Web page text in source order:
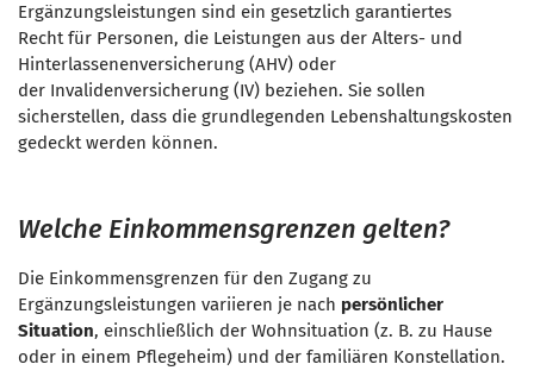
Ergänzungsleistungen sind ein gesetzlich garantiertes
Recht für Personen, die Leistungen aus der Alters- und
Hinterlassenenversicherung (AHV) oder
der Invalidenversicherung (IV) beziehen. Sie sollen
sicherstellen, dass die grundlegenden Lebenshaltungskosten
gedeckt werden können.
Welche Einkommensgrenzen gelten?
Die Einkommensgrenzen für den Zugang zu
Ergänzungsleistungen variieren je nach persönlicher
Situation, einschließlich der Wohnsituation (z. B. zu Hause
oder in einem Pflegeheim) und der familiären Konstellation.